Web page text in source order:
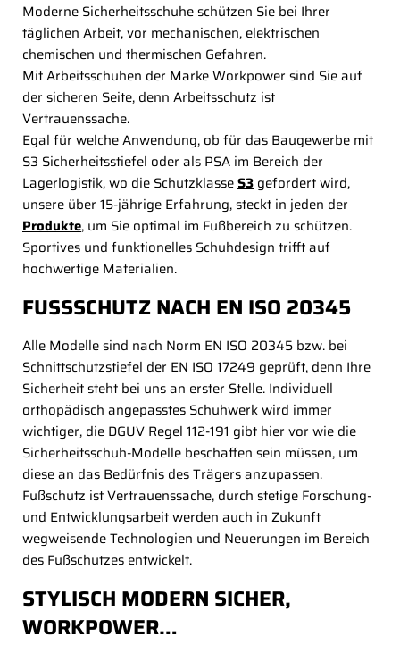
Moderne Sicherheitsschuhe schützen Sie bei Ihrer
täglichen Arbeit, vor mechanischen, elektrischen
chemischen und thermischen Gefahren.
Mit Arbeitsschuhen der Marke Workpower sind Sie auf
der sicheren Seite, denn Arbeitsschutz ist
Vertrauenssache.
Egal für welche Anwendung, ob für das Baugewerbe mit
S3 Sicherheitsstiefel oder als PSA im Bereich der
Lagerlogistik, wo die SchutzklasseS3 gefordert wird,
unsere über 15-jährige Erfahrung, steckt in jeden der
Produkte, um Sie optimal im Fußbereich zu schützen.
Sportives und funktionelles Schuhdesign trifft auf
hochwertige Materialien.
FUSSSCHUTZ NACH EN ISO 20345
Alle Modelle sind nach Norm EN ISO 20345 bzw. bei
Schnittschutzstiefel der EN ISO 17249 geprüft, denn Ihre
Sicherheit steht bei uns an erster Stelle. Individuell
orthopädisch angepasstes Schuhwerk wird immer
wichtiger, die DGUV Regel 112-191 gibt hier vor wie die
Sicherheitsschuh-Modelle beschaffen sein müssen, um
diese an das Bedürfnis des Trägers anzupassen.
Fußschutz ist Vertrauenssache, durch stetige Forschung-
und Entwicklungsarbeit werden auch in Zukunft
wegweisende Technologien und Neuerungen im Bereich
des Fußschutzes entwickelt.
STYLISCH MODERN SICHER,
WORKPOWER…